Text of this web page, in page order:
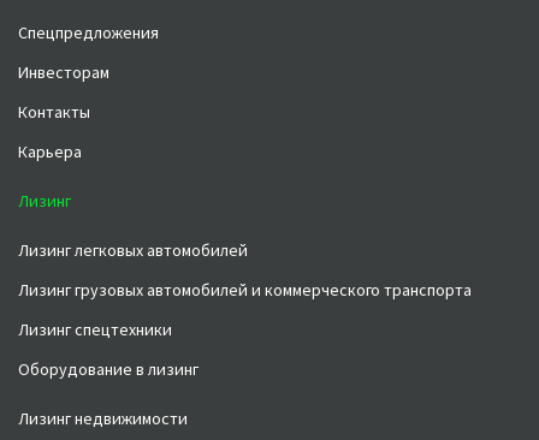
Спецпредложения
Инвесторам
Контакты
Карьера
Лизинг
Лизинг легковых автомобилей
Лизинг грузовых автомобилей и коммерческого транспорта
Лизинг спецтехники
Оборудование в лизинг
Лизинг недвижимости